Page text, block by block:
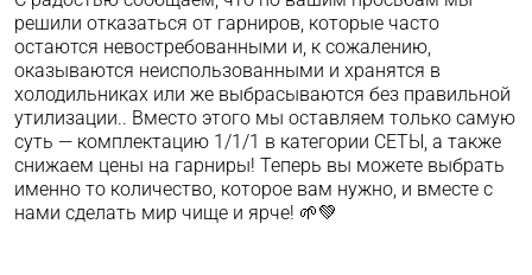
решили отказаться от гарниров, которые часто
остаются невостребованными и, к сожалению,
оказываются неиспользованными и хранятся в
холодильниках или же выбрасываются без правильной
утилизации.. Вместо этого мы оставляем только самую
суть — комплектацию 1/1/1 в категории СЕТЫ, а также
снижаем цены на гарниры! Теперь вы можете выбрать
именно то количество, которое вам нужно, и вместе с
нами сделать мир чище и ярче! 🌱💚